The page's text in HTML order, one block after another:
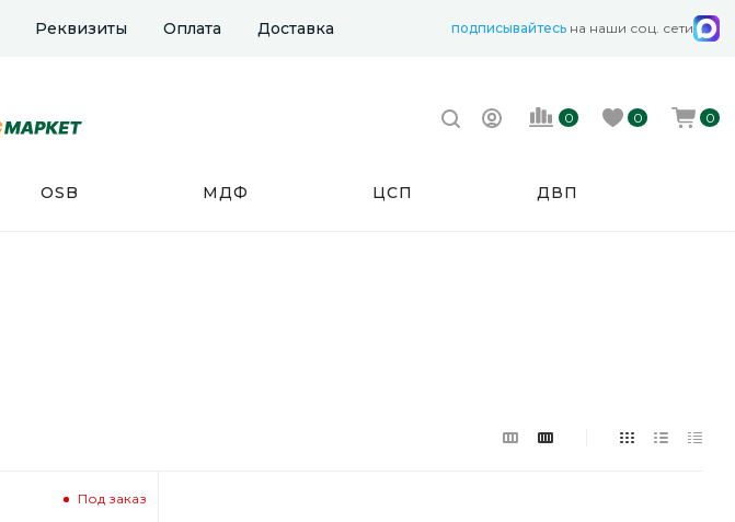
Реквизиты Оплата Доставка подписывайтесь на наши соц. сети
0 0 0
OSB МДФ ЦСП ДВП
Под заказ